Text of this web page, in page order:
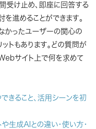
受け止め、即座に回答する
進めることができます。
かったユーザーの関心の
トもあります。どの質問が
サイト上で何を求めて
ること、活用シーンを初
生成AIとの違い・使い方・